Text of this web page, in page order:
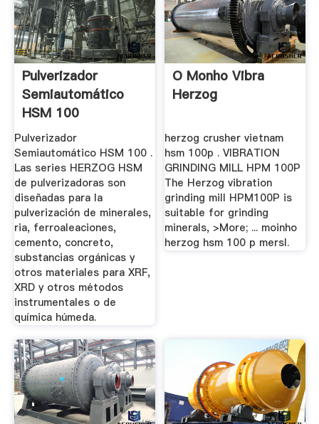
Pulverizador
Semiautomático
HSM 100
Pulverizador
Semiautomático HSM 100 .
Las series HERZOG HSM
de pulverizadoras son
diseñadas para la
pulverización de minerales,
ria, ferroaleaciones,
cemento, concreto,
substancias orgánicas y
otros materiales para XRF,
XRD y otros métodos
instrumentales o de
química húmeda.
O Monho Vibra
Herzog
herzog crusher vietnam
hsm 100p . VIBRATION
GRINDING MILL HPM 100P
The Herzog vibration
grinding mill HPM100P is
suitable for grinding
minerals, >More; ... moinho
herzog hsm 100 p mersl.